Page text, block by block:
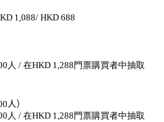
1,088/ HKD 688
人 / 在HKD 1,288 門票購買者中抽取
人）
人 / 在HKD 1,288 門票購買者中抽取